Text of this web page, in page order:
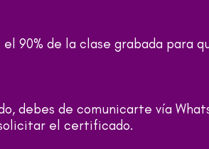
90% de la clase grabada para
debes de comunicarte vía
el certificado.